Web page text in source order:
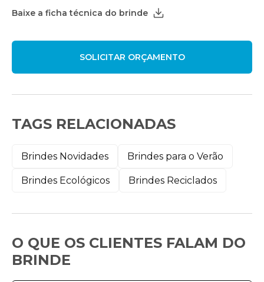
Baixe a ficha técnica do brinde
TAGS RELACIONADAS
Brindes Novidades Brindes para o Verão
Brindes Ecológicos Brindes Reciclados
O QUE OS CLIENTES FALAM DO
BRINDE